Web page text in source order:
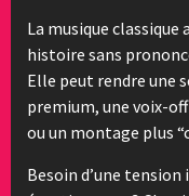
La musique
histoire sans
Elle peut rendre une
premium, une voix-
ou un montage plus
Besoin d’une